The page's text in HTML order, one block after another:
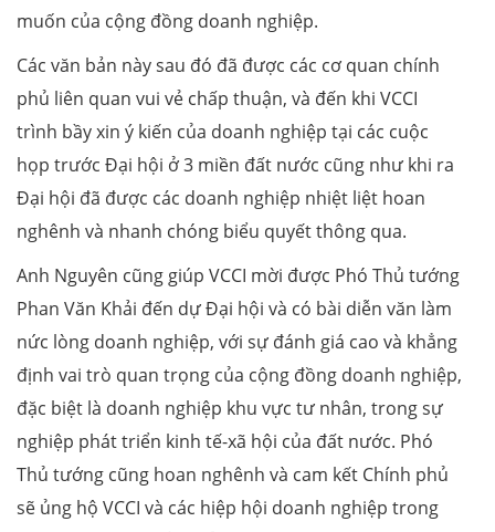
muốn của cộng đồng doanh nghiệp.
Các văn bản này sau đó đã được các cơ quan chính
phủ liên quan vui vẻ chấp thuận, và đến khi VCCI
trình bầy xin ý kiến của doanh nghiệp tại các cuộc
họp trước Đại hội ở 3 miền đất nước cũng như khi ra
Đại hội đã được các doanh nghiệp nhiệt liệt hoan
nghênh và nhanh chóng biểu quyết thông qua.
Anh Nguyên cũng giúp VCCI mời được Phó Thủ tướng
Phan Văn Khải đến dự Đại hội và có bài diễn văn làm
nức lòng doanh nghiệp, với sự đánh giá cao và khẳng
định vai trò quan trọng của cộng đồng doanh nghiệp,
đặc biệt là doanh nghiệp khu vực tư nhân, trong sự
nghiệp phát triển kinh tế-xã hội của đất nước. Phó
Thủ tướng cũng hoan nghênh và cam kết Chính phủ
sẽ ủng hộ VCCI và các hiệp hội doanh nghiệp trong